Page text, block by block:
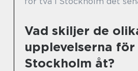
Vad skiljer de
upplevelserna för
Stockholm åt?